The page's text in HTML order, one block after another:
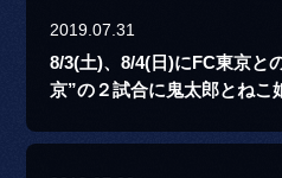
2019.07.31
8/3(土)、8/4(日)にFC東京と
京”の２試合に鬼太郎とねこ